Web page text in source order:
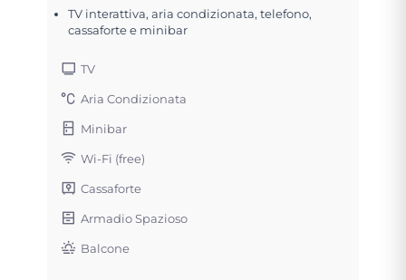
TV interattiva, aria condizionata, telefono,
cassaforte e minibar
TV
Aria Condizionata
Minibar
Wi-Fi (free)
Cassaforte
Armadio Spazioso
Balcone